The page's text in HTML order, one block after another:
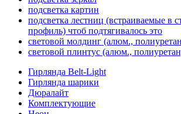
подсветка картин
подсветка лестниц (встраиваемые в
профиль) чтоб подтягивалось это
световой молдинг (алюм.,
световой плинтус (алюм.,
Гирлянда Belt-Light
Гирлянда шарики
Дюралайт
Комплектующие